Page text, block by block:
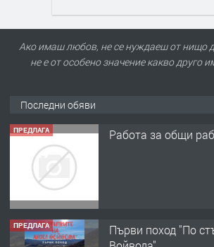
Ако имаш любов, не се нуждаеш от нищо
не е от особено значение какво
Последни обяви
ПРЕДЛАГА Работа за общи
ПРЕДЛАГА
Първи поход "По